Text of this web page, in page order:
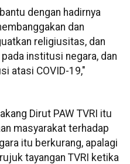
dengan hadirnya
dan
religiusitas, dan
institusi negara, dan
atasi COVID-19,"
Dirut PAW TVRI itu
masyarakat terhadap
itu berkurang, apalagi
tayangan TVRI ketika